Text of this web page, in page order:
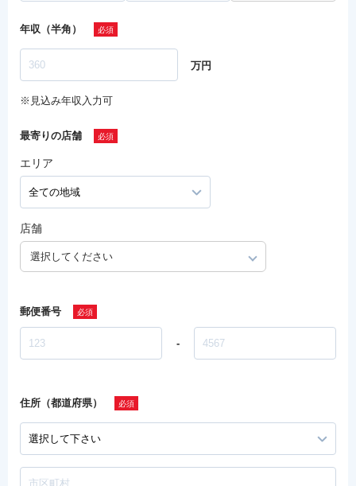
年収（半角）
万円
※見込み年収入力可
最寄りの店舗
エリア
店舗
選択してください
郵便番号
-
住所（都道府県）